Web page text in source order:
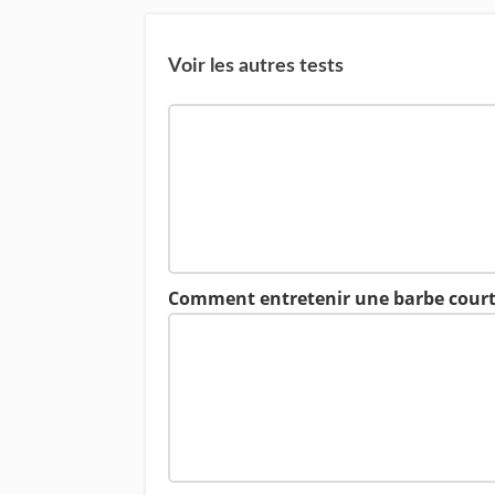
Voir les autres tests
Comment entretenir une barbe